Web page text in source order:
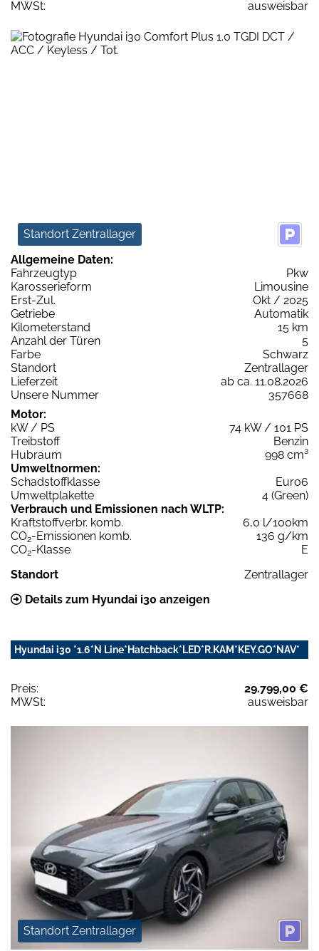
MWSt:
ausweisbar
Standort Zentrallager
Allgemeine Daten:
Fahrzeugtyp
Pkw
Karosserieform
Limousine
Erst-Zul.
Okt / 2025
Getriebe
Automatik
Kilometerstand
15 km
Anzahl der Türen
5
Farbe
Schwarz
Standort
Zentrallager
Lieferzeit
ab ca. 11.08.2026
Unsere Nummer
357668
Motor:
kW / PS
74 kW / 101 PS
Treibstoff
Benzin
Hubraum
998 cm³
Umweltnormen:
Schadstoffklasse
Euro6
Umweltplakette
4 (Green)
Verbrauch und Emissionen nach WLTP:
Kraftstoffverbr. komb.
6,0 l/100km
CO2-Emissionen komb.
136 g/km
CO2-Klasse
E
Standort
Zentrallager
Details zum Hyundai i30 anzeigen
Hyundai i30 *1.6*N Line*Hatchback*LED*R.KAM*KEY.GO*NAV*
Preis:
29.799,00 €
MWSt:
ausweisbar
Standort Zentrallager